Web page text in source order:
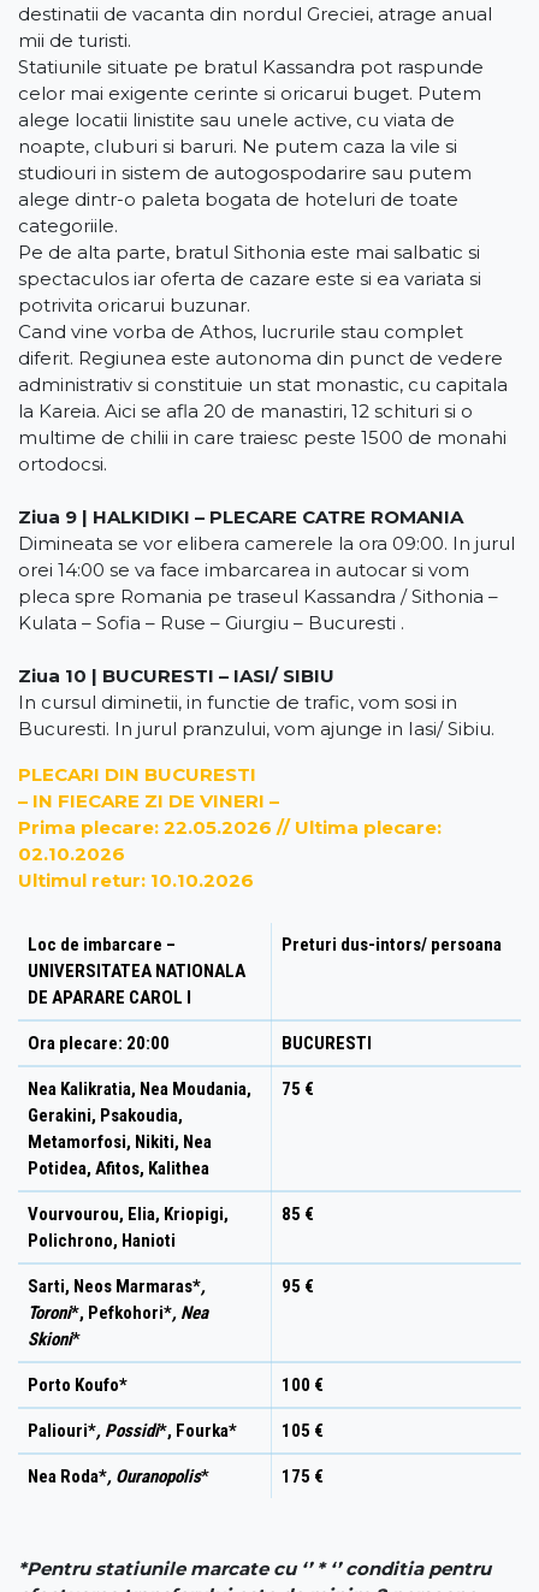
destinatii de vacanta din nordul Greciei, atrage anual
mii de turisti.
Statiunile situate pe bratul Kassandra pot raspunde
celor mai exigente cerinte si oricarui buget. Putem
alege locatii linistite sau unele active, cu viata de
noapte, cluburi si baruri. Ne putem caza la vile si
studiouri in sistem de autogospodarire sau putem
alege dintr-o paleta bogata de hoteluri de toate
categoriile.
Pe de alta parte, bratul Sithonia este mai salbatic si
spectaculos iar oferta de cazare este si ea variata si
potrivita oricarui buzunar.
Cand vine vorba de Athos, lucrurile stau complet
diferit. Regiunea este autonoma din punct de vedere
administrativ si constituie un stat monastic, cu capitala
la Kareia. Aici se afla 20 de manastiri, 12 schituri si o
multime de chilii in care traiesc peste 1500 de monahi
ortodocsi.
Ziua 9 | HALKIDIKI – PLECARE CATRE ROMANIA
Dimineata se vor elibera camerele la ora 09:00. In jurul
orei 14:00 se va face imbarcarea in autocar si vom
pleca spre Romania pe traseul Kassandra / Sithonia –
Kulata – Sofia – Ruse – Giurgiu – Bucuresti .
Ziua 10 | BUCURESTI – IASI/ SIBIU
In cursul diminetii, in functie de trafic, vom sosi in
Bucuresti. In jurul pranzului, vom ajunge in Iasi/ Sibiu.
PLECARI DIN BUCURESTI
– IN FIECARE ZI DE VINERI –
Prima plecare: 22.05.2026 // Ultima plecare:
02.10.2026
Ultimul retur: 10.10.2026
Loc de imbarcare –
UNIVERSITATEA NATIONALA
DE APARARE CAROL I
Preturi dus-intors/ persoana
Ora plecare: 20:00 BUCURESTI
Nea Kalikratia, Nea Moudania,
Gerakini, Psakoudia,
Metamorfosi, Nikiti, Nea
Potidea, Afitos, Kalithea
75 €
Vourvourou, Elia, Kriopigi,
Polichrono, Hanioti
85 €
Sarti, Neos Marmaras*,
Toroni*, Pefkohori*, Nea
Skioni*
95 €
Porto Koufo* 100 €
Paliouri*, Possidi*, Fourka* 105 €
Nea Roda*, Ouranopolis* 175 €
*Pentru statiunile marcate cu ‘’ * ‘’ conditia pentru